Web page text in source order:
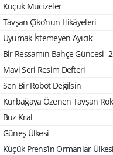
Küçük Mucizeler
Tavşan Çiko’nun Hikâyeleri
Uyumak İstemeyen Ayıcık
Bir Ressamın Bahçe Güncesi -2
Mavi Seri Resim Defteri
Sen Bir Robot Değilsin
Kurbağaya Özenen Tavşan
Buz Kral
Güneş Ülkesi
Küçük Prens’in Ormanlar Ülkesi